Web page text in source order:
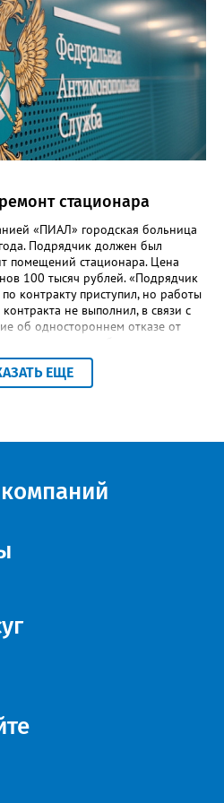
экосистему. Предполагается, что
комфортно для пользователей».
расписание, домашние задания,
пользователям экосистемы
сохранятся, они будут
в ведомстве. Причём в
вообще незаметным.
стационара
«ПИАЛ» городская больница
Подрядчик должен был
помещений стационара. Цена
100 тысяч рублей. «Подрядчик
контракту приступил, но работы
не выполнил, в связи с
об одностороннем отказе от
служба приняла
в реестр недобросовестных
уфимский подрядчик будет два
ЕЩЕ